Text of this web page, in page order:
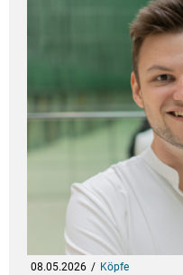
08.05.2026 Köpfe